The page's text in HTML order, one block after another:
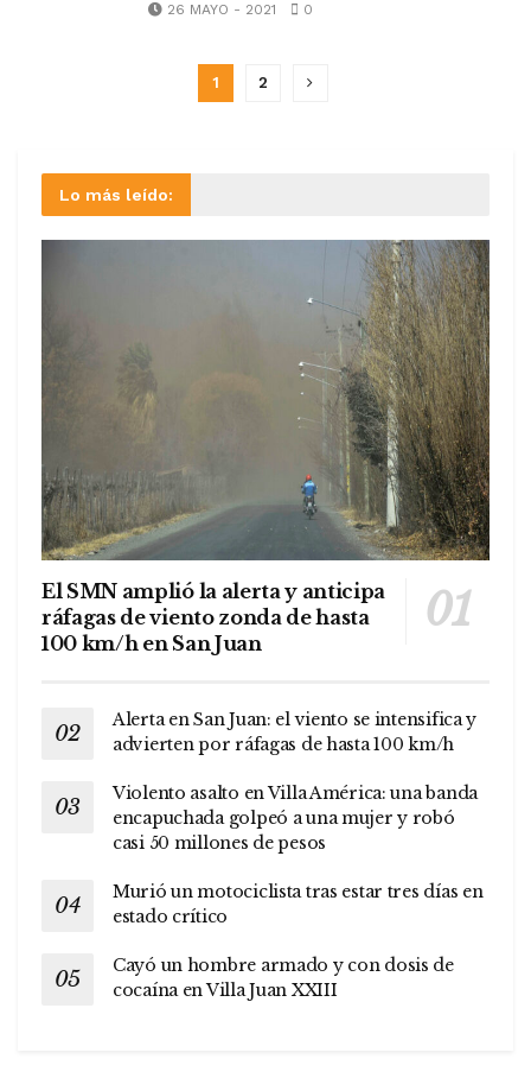
26 MAYO - 2021
0
1 2
Lo más leído:
El SMN amplió la alerta y anticipa
ráfagas de viento zonda de hasta
100 km/h en San Juan
Alerta en San Juan: el viento se intensifica y
advierten por ráfagas de hasta 100 km/h
Violento asalto en Villa América: una banda
encapuchada golpeó a una mujer y robó
casi 50 millones de pesos
Murió un motociclista tras estar tres días en
estado crítico
Cayó un hombre armado y con dosis de
cocaína en Villa Juan XXIII